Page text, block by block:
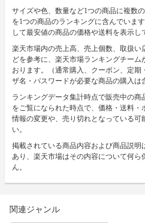
サイズや色、数量など1つの商品に複数
を1つの商品のランキングに含んでいま
して最安値の商品の価格や送料を表示し
楽天市場内の売上高、売上個数、取扱
どを参考に、楽天市場ランキングチー
おります。（通常購入、クーポン、定
ザ名・パスワードが必要な商品の購入は
ランキングデータ集計時点で販売中の
をご覧になられた時点で、価格・送料
情報の変更や、売り切れとなっている可
い。
掲載されている商品内容および商品説
あり、楽天市場はその内容について何
ん。
関連ジャンル